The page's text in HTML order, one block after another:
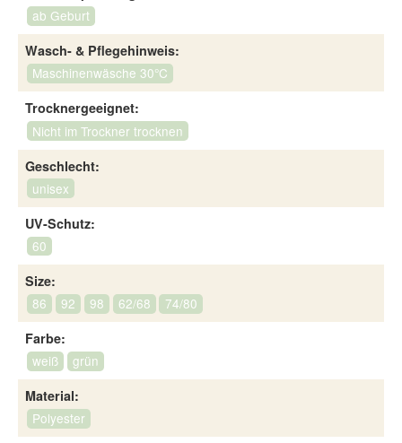
ab Geburt
Wasch- & Pflegehinweis:
Maschinenwäsche 30°C
Trocknergeeignet:
Nicht im Trockner trocknen
Geschlecht:
unisex
UV-Schutz:
60
Size:
86
92 98 62/68
74/80
Farbe:
weiß
grün
Material:
Polyester